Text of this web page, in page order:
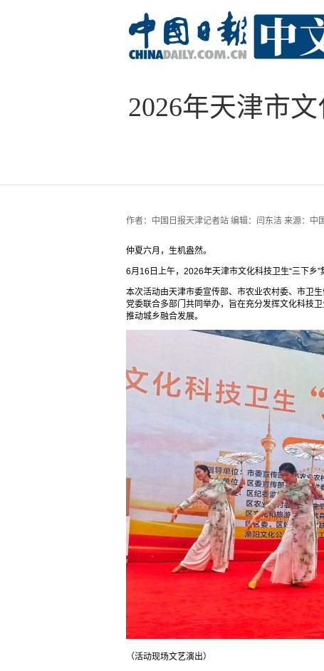
2026年天津市
作者： 中国日报天津记者站 编辑：闫东洁 来源： 中
仲夏六月，生机盎然。
6月16日上午，2026年天津市文化科技卫生“三下乡
本次活动由天津市委宣传部、市农业农村委、市卫
党委联合多部门共同举办，旨在充分发挥文化科技
推动城乡融合发展。
（活动现场文艺演出）